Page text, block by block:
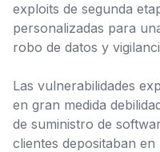
exploits de segunda
personalizadas para
robo de datos y
Las vulnerabilidades
en gran medida
de suministro de
clientes depositaban